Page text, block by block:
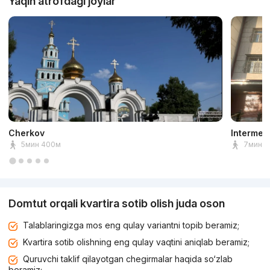
Cherkov
5мин 400м 7мин
Domtut orqali kvartira sotib olish juda oson
Talablaringizga mos eng qulay variantni topib beramiz;
Kvartira sotib olishning eng qulay vaqtini aniqlab beramiz;
Quruvchi taklif qilayotgan chegirmalar haqida so‘zlab